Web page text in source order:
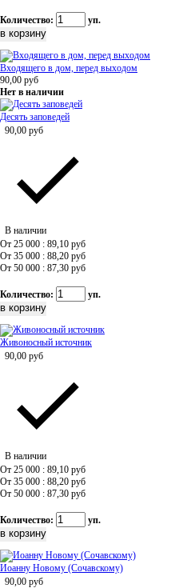
Количество: уп.
Входящего в дом, перед выходом
90,00 руб
Нет в наличии
Десять заповедей
90,00 руб
В наличии
От 25 000 : 89,10 руб
От 35 000 : 88,20 руб
От 50 000 : 87,30 руб
Количество: уп.
Живоносный источник
90,00 руб
В наличии
От 25 000 : 89,10 руб
От 35 000 : 88,20 руб
От 50 000 : 87,30 руб
Количество: уп.
Иоанну Новому (Сочавскому)
90,00 руб